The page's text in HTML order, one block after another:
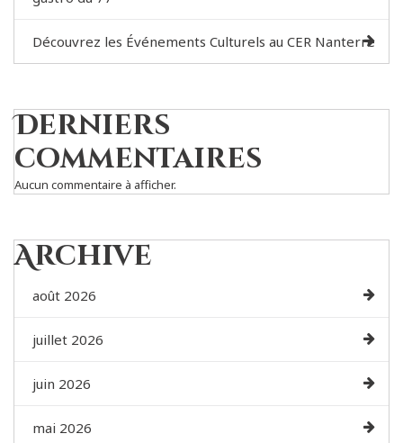
Découvrez les Événements Culturels au CER Nanterre
Derniers
commentaires
Aucun commentaire à afficher.
Archive
août 2026
juillet 2026
juin 2026
mai 2026